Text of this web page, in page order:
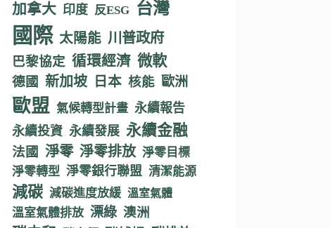
加拿大 印度 反ESG 台灣
國際 太陽能 川普政府
巴黎協定 循環經濟 微軟
德國 新加坡 日本 核能 歐洲
歐盟 氣候轉型計畫 永續報告
永續投資 永續發展 永續金融
法國 淨零 淨零排放 淨零目標
淨零轉型 淨零銀行聯盟 清潔能源
減碳 減碳進度放緩 溫室氣體
溫室氣體排放 漂綠 澳洲